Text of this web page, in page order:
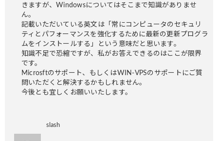
きますが、Windowsについてはそこまで知識がありませ
ん。
記載いただいている英文は「常にコンピュータのセキュリ
ティとパフォーマンスを強化するために最新の更新プログラ
ムをインストールする」という意味だと思います。
知識不足で恐縮ですが、私がお答えできるのはここが限界
です。
Microsftのサポート、もしくはWIN-VPSのサポートにご質
問いただくと解決するかもしれません。
今後とも宜しくお願いいたします。
slash